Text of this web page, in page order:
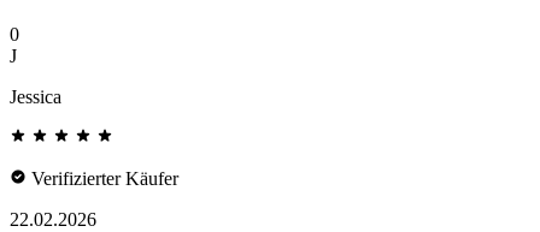
0
J
Jessica
Verifizierter Käufer
22.02.2026